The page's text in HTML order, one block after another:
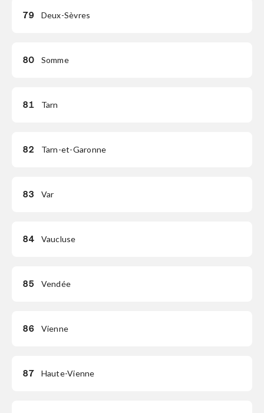
79 Deux-Sèvres
80 Somme
81 Tarn
82 Tarn-et-Garonne
83 Var
84 Vaucluse
85 Vendée
86 Vienne
87 Haute-Vienne